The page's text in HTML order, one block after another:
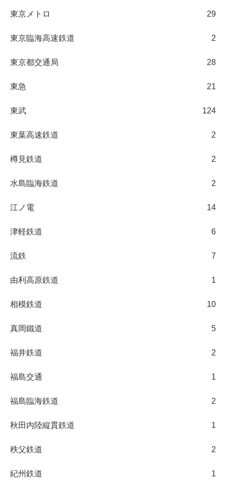
東京メトロ 29
東京臨海高速鉄道 2
東京都交通局 28
東急 21
東武 124
東葉高速鉄道 2
樽見鉄道 2
水島臨海鉄道 2
江ノ電 14
津軽鉄道 6
流鉄 7
由利高原鉄道 1
相模鉄道 10
真岡鐵道 5
福井鉄道 2
福島交通 1
福島臨海鉄道 2
秋田内陸縦貫鉄道 1
秩父鉄道 2
紀州鉄道 1